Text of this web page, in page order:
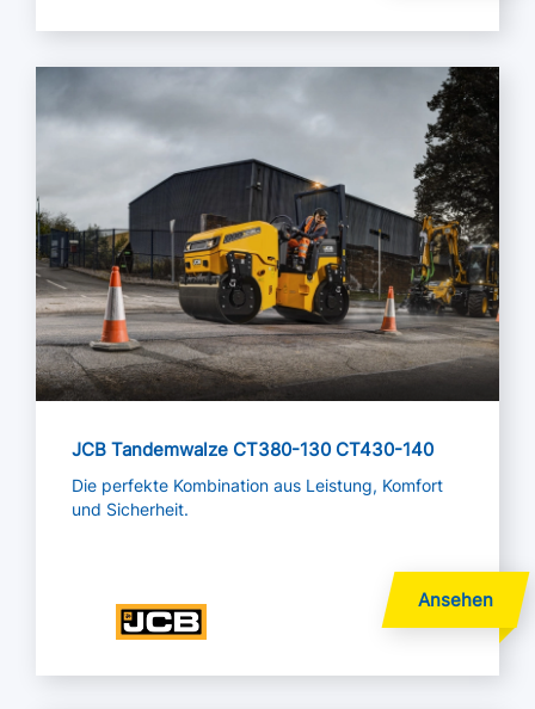
JCB Tandemwalze CT380-130 CT430-140
Die perfekte Kombination aus Leistung, Komfort
und Sicherheit.
Mehr lesen